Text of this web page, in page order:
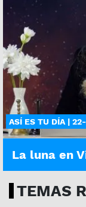
ASÍ ES TU DÍA |
La luna en
TEMAS